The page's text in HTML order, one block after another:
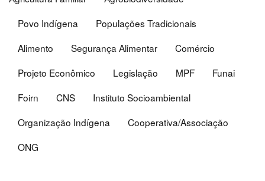
Povo Indígena
Populações Tradicionais
Alimento
Segurança Alimentar
Comércio
Projeto Econômico
Legislação MPF
Funai
Foirn
CNS
Instituto Socioambiental
Organização Indígena
Cooperativa/Associação
ONG